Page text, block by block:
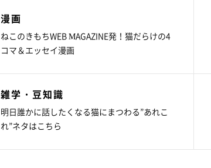
漫画
ねこのきもちWEB MAGAZINE発！猫だらけの4
コマ＆エッセイ漫画
雑学・豆知識
明日誰かに話したくなる猫にまつわる”あれこ
れ”ネタはこちら